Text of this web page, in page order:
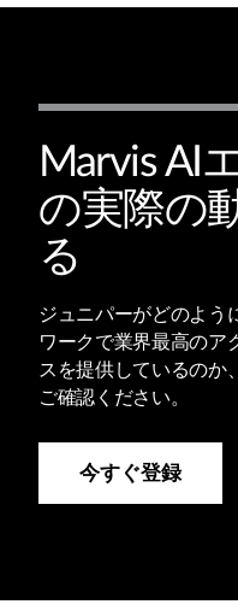
Marvis AI
の実際の
る
ジュニパーがどのよう
ワークで業界最高のア
スを提供しているのか
ご確認ください。
今すぐ登録